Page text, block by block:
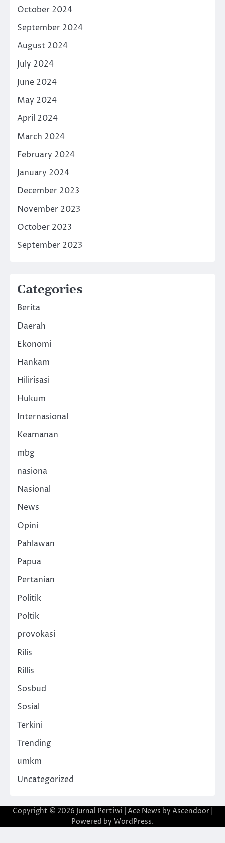
October 2024
September 2024
August 2024
July 2024
June 2024
May 2024
April 2024
March 2024
February 2024
January 2024
December 2023
November 2023
October 2023
September 2023
Categories
Berita
Daerah
Ekonomi
Hankam
Hilirisasi
Hukum
Internasional
Keamanan
mbg
nasiona
Nasional
News
Opini
Pahlawan
Papua
Pertanian
Politik
Poltik
provokasi
Rilis
Rillis
Sosbud
Sosial
Terkini
Trending
umkm
Uncategorized
Copyright © 2026 Jurnal Pertiwi | Ace News by Ascendoor|
Powered by WordPress.